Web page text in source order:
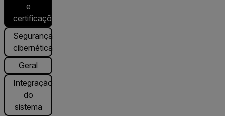
e
certificações
Segurança
cibernética
Geral
Integração
do
sistema